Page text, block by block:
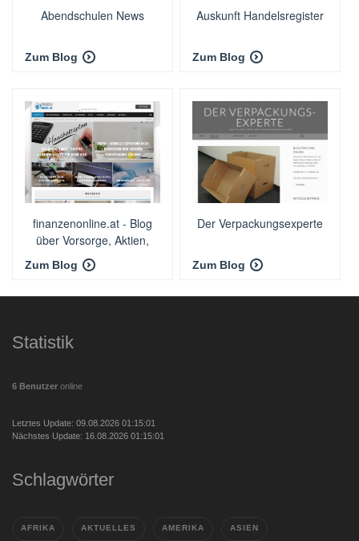
Abendschulen News
Zum Blog
Auskunft Handelsregister
Zum Blog
finanzenonline.at - Blog
über Vorsorge, Aktien,
Versicherung und mehr
Zum Blog
Der Verpackungsexperte
Zum Blog
Statistik
6 Benutzer online
Letztes Update: 09.08.2026 01:15:01
Nächstes Update: 16.08.2026 01:15:01
Schlagwörter
AFRIKA AKTUELLES AMERIKA ASIEN